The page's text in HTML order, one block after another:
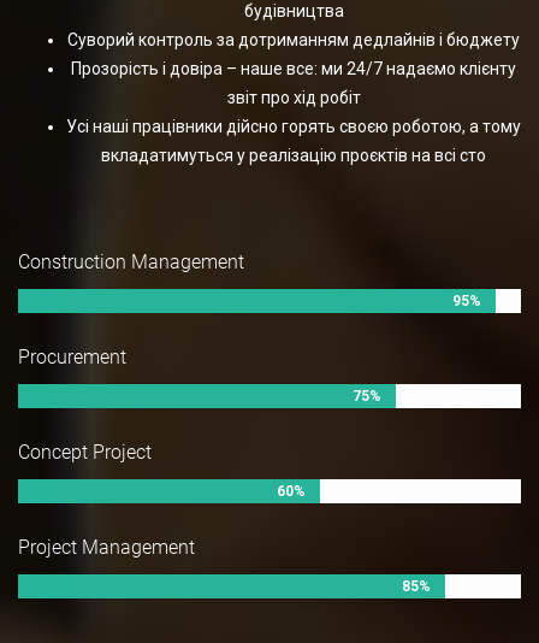
будівництва
Суворий контроль за дотриманням дедлайнів і бюджету
Прозорість і довіра – наше все: ми 24/7 надаємо клієнту
звіт про хід робіт
Усі наші працівники дійсно горять своєю роботою, а тому
вкладатимуться у реалізацію проєктів на всі сто
Construction Management
95%
Procurement
75%
Concept Project
60%
Project Management
85%